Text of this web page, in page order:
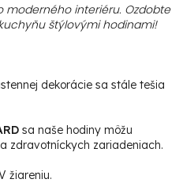
moderného interiéru. Ozdobte
štýlovými hodinami!
dekorácie sa stále tešia
sa naše hodiny môžu
zdravotníckych zariadeniach.
žiareniu.